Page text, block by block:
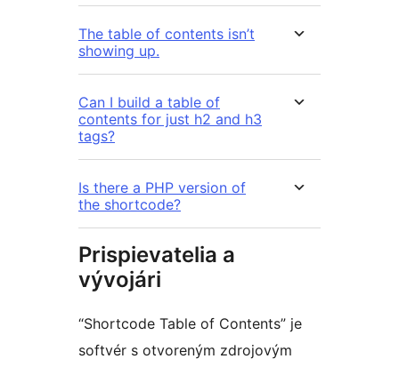
The table of contents isn’t
showing up.
Can I build a table of
contents for just h2 and h3
tags?
Is there a PHP version of
the shortcode?
Prispievatelia a
vývojári
“Shortcode Table of Contents” je
softvér s otvoreným zdrojovým